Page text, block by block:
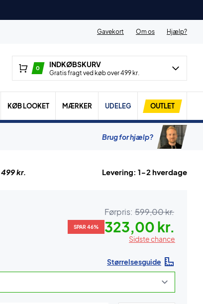
Gavekort Om os Hjælp?
0 INDKØBSKURV
Gratis fragt ved køb over 499 kr.
KØB LOOKET MÆRKER UDELEG OUTLET
Brug for hjælp?
kr. Levering: 1-2 hverdage
Førpris: 599,00 kr.
SPAR 46% 323,00 kr.
Sidste chance
Størrelsesguide